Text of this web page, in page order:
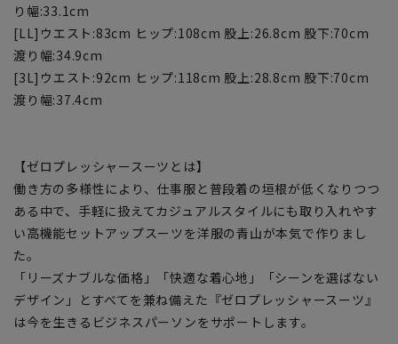
り幅:33.1cm
[LL]ウエスト:83cm ヒップ:108cm 股上:26.8cm 股下:70cm
渡り幅:34.9cm
[3L]ウエスト:92cm ヒップ:118cm 股上:28.8cm 股下:70cm
渡り幅:37.4cm
【ゼロプレッシャースーツとは】
働き方の多様性により、仕事服と普段着の垣根が低くなりつつ
ある中で、手軽に扱えてカジュアルスタイルにも取り入れやす
い高機能セットアップスーツを洋服の青山が本気で作りまし
た。
「リーズナブルな価格」「快適な着心地」「シーンを選ばない
デザイン」とすべてを兼ね備えた『ゼロプレッシャースーツ』
は今を生きるビジネスパーソンをサポートします。